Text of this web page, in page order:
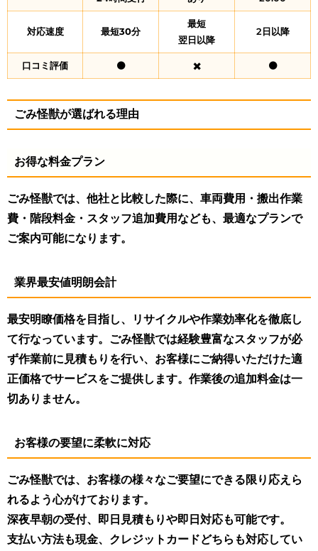
対応速度 最短30分
最短
翌日以降
2日以降
口コミ評価 ⚫ ✖️ ⚫
ごみ怪獣が選ばれる理由
お得な料金プラン
ごみ怪獣では、他社と比較した際に、車両費用・搬出作業
費・階段料金・スタッフ追加費用なども、最適なプランで
ご案内可能になります。
業界最安値明朗会計
最安明瞭価格を目指し、リサイクルや作業効率化を徹底し
て行なっています。ごみ怪獣では経験豊富なスタッフが必
ず作業前に見積もりを行い、お客様にご納得いただけた適
正価格でサービスをご提供します。作業後の追加料金は一
切ありません。
お客様の要望に柔軟に対応
ごみ怪獣では、お客様の様々なご要望にできる限り応えら
れるよう心がけております。
深夜早朝の受付、即日見積もりや即日対応も可能です。
支払い方法も現金、クレジットカードどちらも対応してい